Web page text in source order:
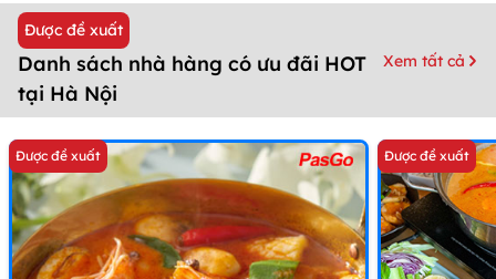
Được đề xuất
Danh sách nhà hàng có ưu đãi HOT
tại Hà Nội
Xem tất cả
Được đề xuất Được đề xuất